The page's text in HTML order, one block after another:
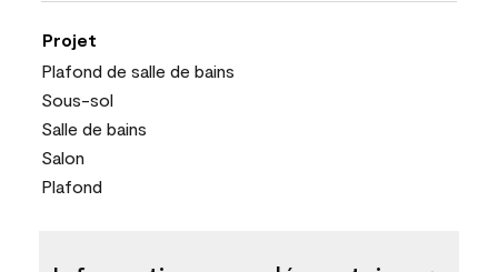
Projet
Plafond de salle de bains
Sous-sol
Salle de bains
Salon
Plafond